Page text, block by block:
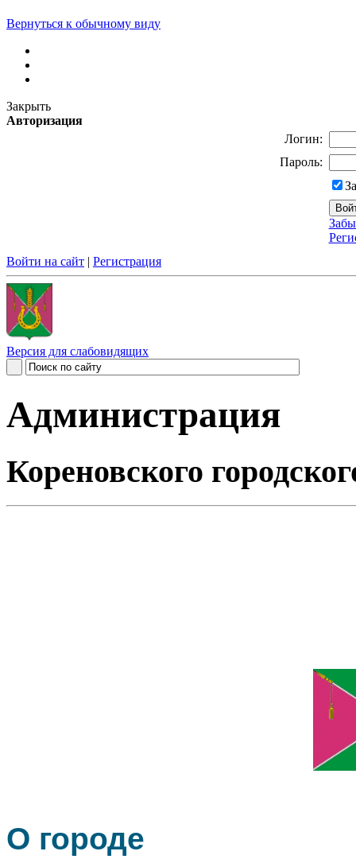
Вернуться к обычному виду
Закрыть
Авторизация
Логин:
Пароль:
Войти на сайт | Регистрация
Версия для слабовидящих
Администрация
Кореновского
О городе